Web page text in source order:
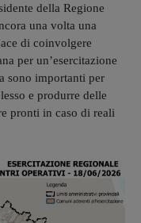
della Regione
una volta una
di coinvolgere
per un’esercitazione
sono importanti per
e produrre delle
pronti in caso di reali